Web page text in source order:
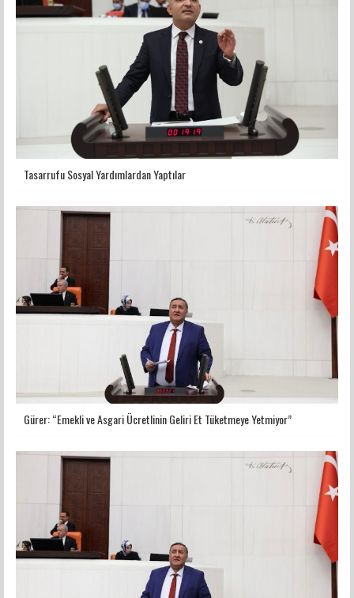
Tasarrufu Sosyal Yardımlardan Yaptılar
Gürer: “Emekli ve Asgari Ücretlinin Geliri Et Tüketmeye Yetmiyor”